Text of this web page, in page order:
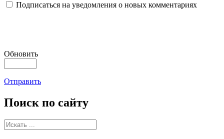
Подписаться на уведомления о новых комментариях
Обновить
Отправить
Поиск по сайту